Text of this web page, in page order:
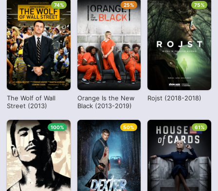
The Wolf of Wall
Street (2013)
74%
Orange Is the New
Black (2013-2019)
25%
Rojst (2018-2018)
75%
100% 50% 61%